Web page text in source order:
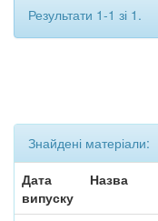
Результати 1-1 зі 1.
Знайдені матеріали:
Дата
випуску
Назва